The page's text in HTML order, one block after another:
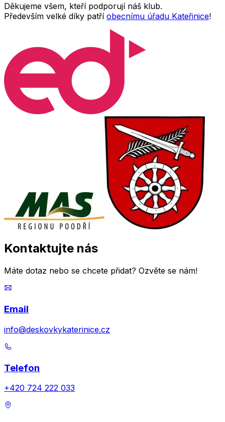
Děkujeme všem, kteří podporují náš klub.
Především velké díky patří obecnímu úřadu Kateřinice!
Kontaktujte nás
Máte dotaz nebo se chcete přidat? Ozvěte se nám!
Email
info@deskovkykaterinice.cz
Telefon
+420 724 222 033